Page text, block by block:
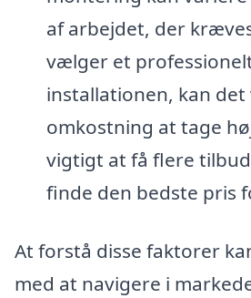
af arbejdet, der
vælger et
installationen, kan
omkostning at tage
vigtigt at få flere
finde den bedste pris
At forstå disse faktorer
med at navigere i